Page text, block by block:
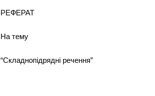
РЕФЕРАТ
На тему
“Складнопідрядні речення”